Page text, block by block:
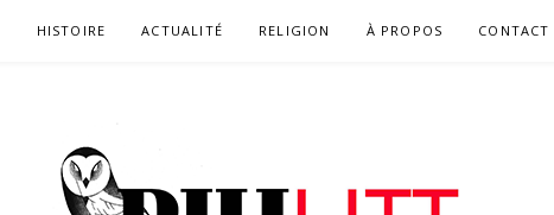
HISTOIRE ACTUALITÉ RELIGION À PROPOS CONTACT